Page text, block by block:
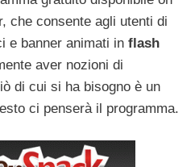
che consente agli utenti di
e banner animati in flash
aver nozioni di
di cui si ha bisogno è un
ci penserà il programma.